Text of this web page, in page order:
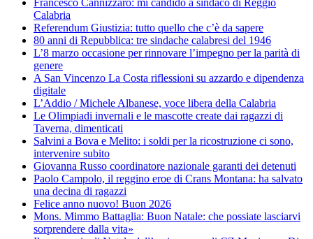
Calabria
Referendum Giustizia: tutto quello che c’è da sapere
80 anni di Repubblica: tre sindache calabresi del 1946
L’8 marzo occasione per rinnovare l’impegno per la parità di
genere
A San Vincenzo La Costa riflessioni su azzardo e dipendenza
digitale
L’Addio / Michele Albanese, voce libera della Calabria
Le Olimpiadi invernali e le mascotte create dai ragazzi di
Taverna, dimenticati
Salvini a Bova e Melito: i soldi per la ricostruzione ci sono,
intervenire subito
Giovanna Russo coordinatore nazionale garanti dei detenuti
Paolo Campolo, il reggino eroe di Crans Montana: ha salvato
una decina di ragazzi
Felice anno nuovo! Buon 2026
Mons. Mimmo Battaglia: Buon Natale: che possiate lasciarvi
sorprendere dalla vita»